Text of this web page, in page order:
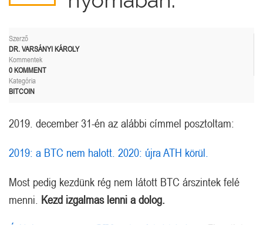
Szerző
DR. VARSÁNYI KÁROLY
Kommentek
0 KOMMENT
Kategória
BITCOIN
2019. december 31-én az alábbi címmel posztoltam:
2019: a BTC nem halott. 2020: újra ATH körül.
Most pedig kezdünk rég nem látott BTC árszintek felé
menni. Kezd izgalmas lenni a dolog.